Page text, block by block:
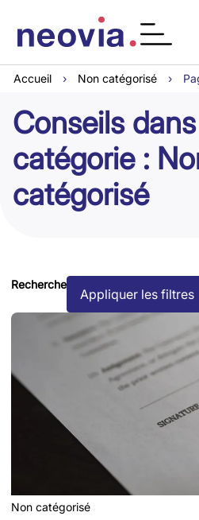
Accueil › Non catégorisé ›
Conseils
catégorie :
catégorisé
Recherche
Appliquer les filtres
Non catégorisé